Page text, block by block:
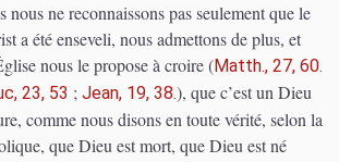
nous ne reconnaissons pas seulement que le
a été enseveli, nous admettons de plus, et
nous le propose à croire(Matth., 27, 60.
23, 53 ; Jean, 19, 38.), que c’est un Dieu
comme nous disons en toute vérité, selon la
que Dieu est mort, que Dieu est né